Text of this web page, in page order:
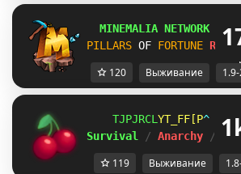
MINEMALIA NETWORK
PILLARS OF FORTUNE
120 Выживание
R_ECWCR VOEBBYED Ｍ
Survival
/ Anarchy /
119 Выживание